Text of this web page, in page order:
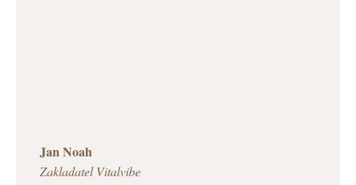
Jan Noah
Zakladatel Vitalvibe